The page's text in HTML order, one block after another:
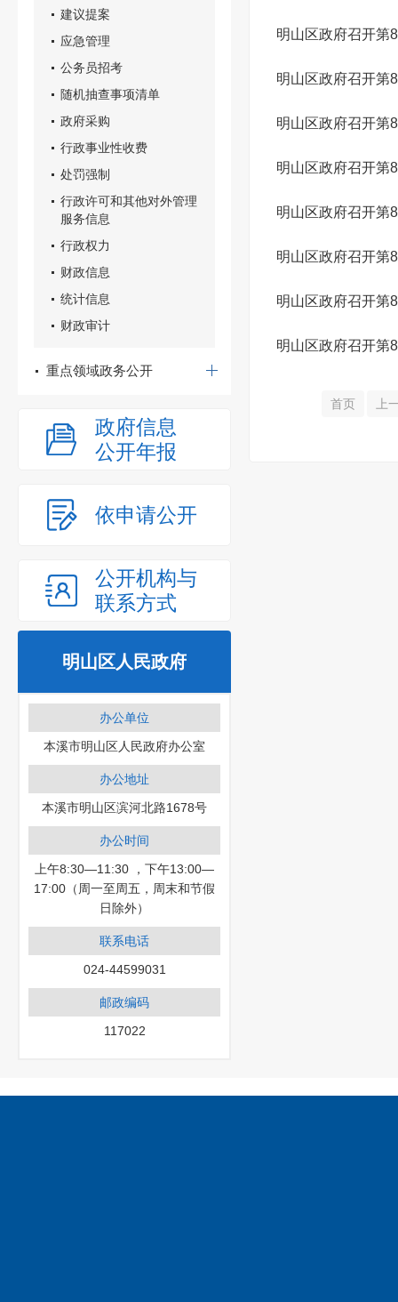
建议提案
应急管理
公务员招考
随机抽查事项清单
政府采购
行政事业性收费
处罚强制
行政许可和其他对外管理
服务信息
行政权力
财政信息
统计信息
财政审计
重点领域政务公开
政府信息
公开年报
依申请公开
公开机构与
联系方式
明山区人民政府
办公单位
本溪市明山区人民政府办公室
办公地址
本溪市明山区滨河北路1678号
办公时间
上午8:30—11:30 ，下午13:00—
17:00（周一至周五，周末和节假
日除外）
联系电话
024-44599031
邮政编码
117022
明山区政府召开第
明山区政府召开第
明山区政府召开第
明山区政府召开第
明山区政府召开第
明山区政府召开第
明山区政府召开第
明山区政府召开第
首页 上